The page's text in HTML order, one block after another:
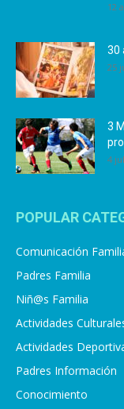
12
30
25
3
4
POPULAR
Comunicación
Padres Familia
Niñ@s Familia
Actividades
Actividades
Padres Información
Conocimiento